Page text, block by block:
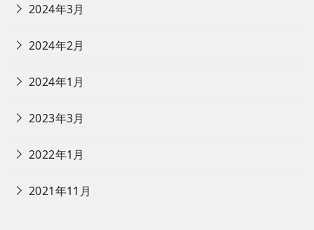
2024年3月
2024年2月
2024年1月
2023年3月
2022年1月
2021年11月